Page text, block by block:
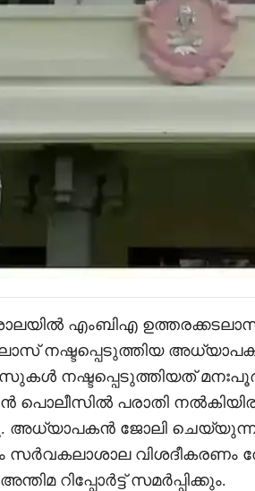
എംബിഎ
നഷ്ടപ്പെടുത്തിയ
നഷ്ടപ്പെടുത്തിയത്
പൊലീസിൽ പരാതി
അധ്യാപകൻ ജോലി
സർവകലാശാല വിശദീകരണം
റിപ്പോർട്ട് സമർപ്പിക്കും.